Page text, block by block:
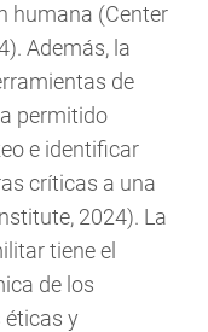
humana (Center
Además, la
de
permitido
e identificar
críticas a una
2024). La
tiene el
de los
y